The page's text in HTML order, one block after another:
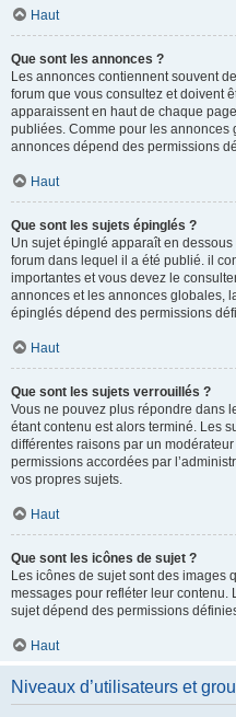
Haut
Que sont les annonces ?
Les annonces contiennent souvent
forum que vous consultez et doivent
apparaissent en haut de chaque
publiées. Comme pour les
annonces dépend des permissions
Haut
Que sont les sujets épinglés ?
Un sujet épinglé apparaît en
forum dans lequel il a été publié. il
importantes et vous devez le
annonces et les annonces globales,
épinglés dépend des permissions
Haut
Que sont les sujets verrouillés ?
Vous ne pouvez plus répondre dans
étant contenu est alors terminé. Les
différentes raisons par un
permissions accordées par
vos propres sujets.
Haut
Que sont les icônes de sujet ?
Les icônes de sujet sont des images
messages pour refléter leur contenu.
sujet dépend des permissions
Haut
Niveaux d’utilisateurs et